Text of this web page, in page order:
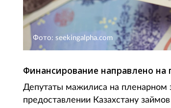
Фото: seekingalpha.com
Финансирование направлено на
Депутаты мажилиса на пленарном
предоставлении Казахстану